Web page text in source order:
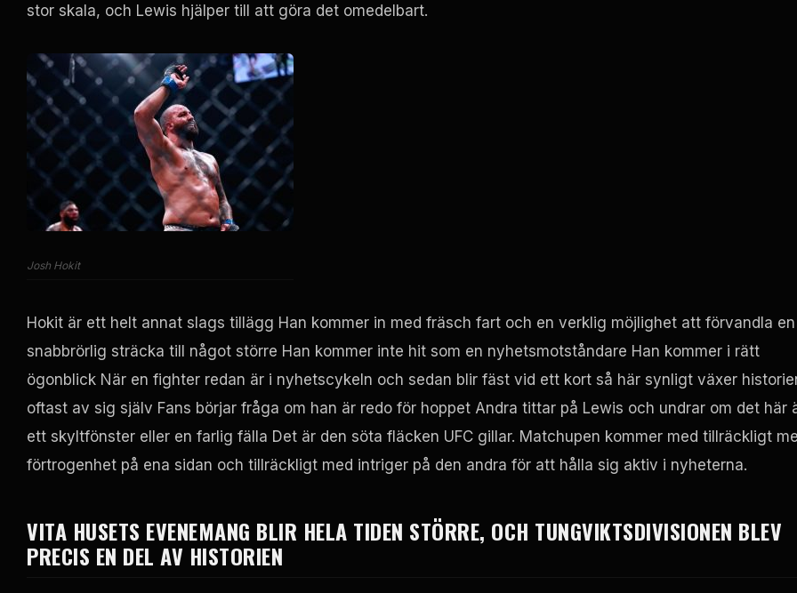
stor skala, och Lewis hjälper till att göra det omedelbart.
Josh Hokit
Hokit är ett helt annat slags tillägg Han kommer in med fräsch fart och en verklig möjlighet att förvandla en
snabbrörlig sträcka till något större Han kommer inte hit som en nyhetsmotståndare Han kommer i rätt
ögonblick När en fighter redan är i nyhetscykeln och sedan blir fäst vid ett kort så här synligt växer
oftast av sig själv Fans börjar fråga om han är redo för hoppet Andra tittar på Lewis och undrar om det här
ett skyltfönster eller en farlig fälla Det är den söta fläcken UFC gillar. Matchupen kommer med tillräckligt
förtrogenhet på ena sidan och tillräckligt med intriger på den andra för att hålla sig aktiv i nyheterna.
VITA HUSETS EVENEMANG BLIR HELA TIDEN STÖRRE, OCH TUNGVIKTSDIVISIONEN BLEV
PRECIS EN DEL AV HISTORIEN